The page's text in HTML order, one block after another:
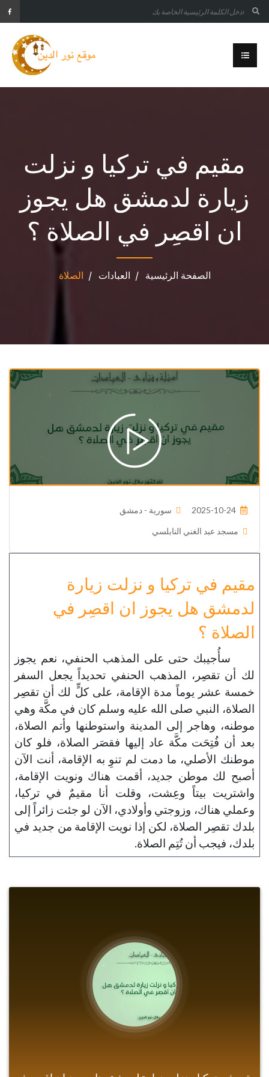
مقيم في تركيا و نزلت
زيارة لدمشق هل يجوز
ان اقصِر في الصلاة ؟
الصفحة الرئيسية العبادات الصلاة
2025-10-24 سورية - دمشق
مسجد عبد الغني النابلسي
مقيم في تركيا و نزلت زيارة
لدمشق هل يجوز ان اقصِر في
الصلاة ؟
سأُجيبك حتى على المذهب الحنفي، نعم يجوز
لك أن تقصِر، المذهب الحنفي تحديداً يجعل السفر
خمسة عشر يوماً مدة الإقامة، على كلٍّ لك أن تقصِر
الصلاة، النبي صلى الله عليه وسلم كان في مكَّة وهي
موطنه، وهاجر إلى المدينة واستوطنها وأتم الصلاة،
بعد أن فُتِحَت مكَّة عاد إليها فقصَر الصلاة، فلو كان
موطنك الأصلي، ما دمت لم تنوِ به الإقامة، أنت الآن
أصبح لك موطن جديد، أقمت هناك ونويت الإقامة،
واشتريت بيتاً وعِشت، وقلت أنا مقيمٌ في تركيا،
وعملي هناك، وزوجتي وأولادي، الآن لو جئت زائراً إلى
بلدك تقصِر الصلاة، لكن إذا نويت الإقامة من جديد في
بلدك، فيجب أن تُتِم الصلاة.